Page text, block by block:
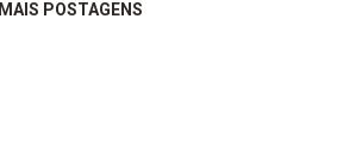
MAIS POSTAGENS